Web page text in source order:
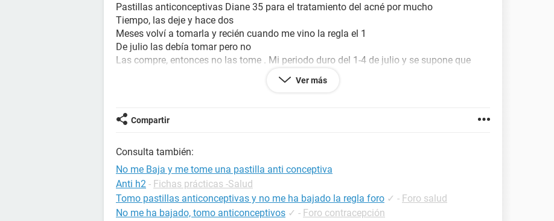
Pastillas anticonceptivas Diane 35 para el tratamiento del acné por mucho
Tiempo, las deje y hace dos
Meses volví a tomarla y recién cuando me vino la regla el 1
De julio las debía tomar pero no
Las compre, entonces no las tome . Mi periodo duro del 1-4 de julio y se supone que
Probabilidad de embarazo con ese roce, pero ayer sábado en la noche me tome una
pastilla de Diane para ver si me bajaba hoy domingo pero nada . Hice bien al tomarme
Puedo retrasar más mi periódo
Con eso??? Ayuda porfavor
Ver más
Compartir
Consulta también:
No me Baja y me tome una pastilla anti conceptiva
Anti h2 - Fichas prácticas -Salud
Tomo pastillas anticonceptivas y no me ha bajado la regla foro ✓ - Foro salud
No me ha bajado, tomo anticonceptivos ✓ - Foro contracepción